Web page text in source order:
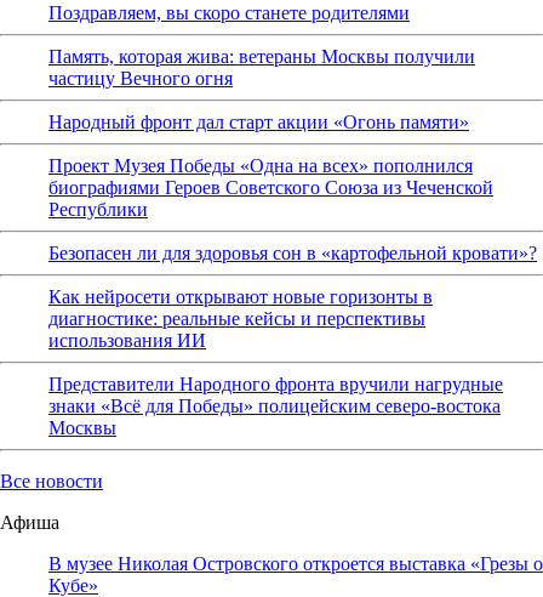
Поздравляем, вы скоро станете родителями
Память, которая жива: ветераны Москвы получили
частицу Вечного огня
Народный фронт дал старт акции «Огонь памяти»
Проект Музея Победы «Одна на всех» пополнился
биографиями Героев Советского Союза из Чеченской
Республики
Безопасен ли для здоровья сон в «картофельной кровати»?
Как нейросети открывают новые горизонты в
диагностике: реальные кейсы и перспективы
использования ИИ
Представители Народного фронта вручили нагрудные
знаки «Всё для Победы» полицейским северо-востока
Москвы
Все новости
Афиша
В музее Николая Островского откроется выставка «Грезы о
Кубе»